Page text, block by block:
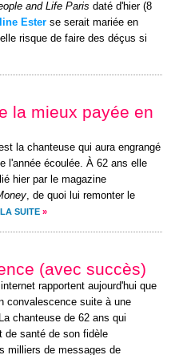
and Life Paris daté d'hier (8
Ester se serait mariée en
risque de faire des déçus si
la mieux payée en
la chanteuse qui aura engrangé
l'année écoulée. À 62 ans elle
hier par le magazine
, de quoi lui remonter le
SUITE »
(avec succès)
rapportent aujourd'hui que
convalescence suite à une
chanteuse de 62 ans qui
de santé de son fidèle
milliers de messages de